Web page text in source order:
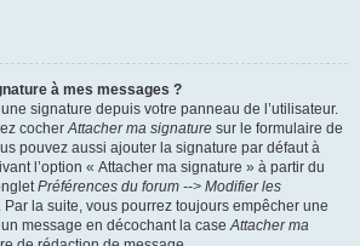
à mes messages ?
signature depuis votre panneau de l’utilisateur.
cocherAttacher ma signature sur le formulaire de
pouvez aussi ajouter la signature par défaut à
l’option « Attacher ma signature » à partir du
Préférences du forum --> Modifier les
Par la suite, vous pourrez toujours empêcher une
message en décochant la caseAttacher ma